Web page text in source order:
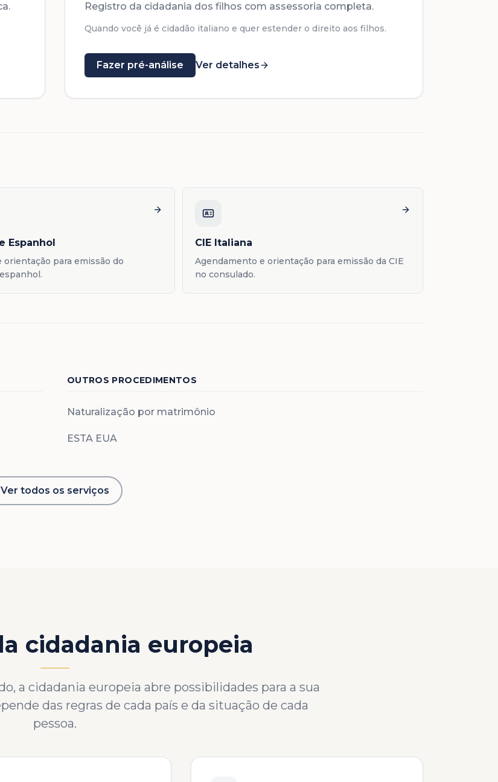
Registro da cidadania dos filhos com assessoria completa.
Quando você já é cidadão italiano e quer estender o direito aos filhos.
Fazer pré-análise Ver detalhes
Espanhol
orientação para emissão do
CIE Italiana
Agendamento e orientação para emissão da CIE
no consulado.
OUTROS PROCEDIMENTOS
Naturalização por matrimônio
ESTA EUA
Ver todos os serviços
cidadania europeia
a cidadania europeia abre possibilidades para a sua
das regras de cada país e da situação de cada
pessoa.